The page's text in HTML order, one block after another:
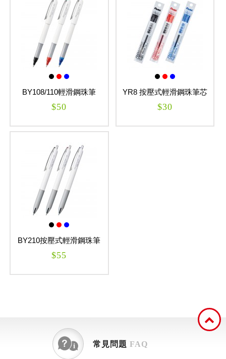
BY108/110輕滑鋼珠筆
0.8/1.0mm FLOATUNE
$50
YR8 按壓式輕滑鋼珠筆芯
(水性) FLOATUNE
$30
BY210按壓式輕滑鋼珠筆
(水性) 1.0mm
$55
常見問題 FAQ